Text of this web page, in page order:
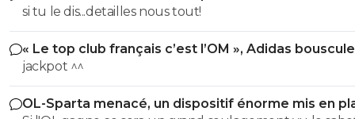
si tu le dis...detailles nous tout!
« Le top club français c’est l’OM », Adidas
PSG
jackpot ^^
OL-Sparta menacé, un dispositif énorme mis en